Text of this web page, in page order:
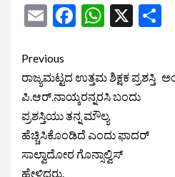
EmailFacebook
X
Previous
ರಾಜ್ಯಮಟ್ಟದ ಉತ್ತಮ ಶಿಕ್ಷಕ ಪ್ರಶಸ್ತಿ
ಪಿ.ಆರ್.ನಾಯ್ಕರನ್ನರಸಿ ಬಂದು
ಪ್ರಶಸ್ತಿಯು ತನ್ನ ಮೌಲ್ಯ
ಹೆಚ್ಚಿಸಿಕೊಂಡಿದೆ ಎಂದು ಫಾದರ್
ಸಾಲ್ವಾದೋರ ಗೊನ್ಸಾಲ್ವಿಸ್
ಹೇಳಿದರು.